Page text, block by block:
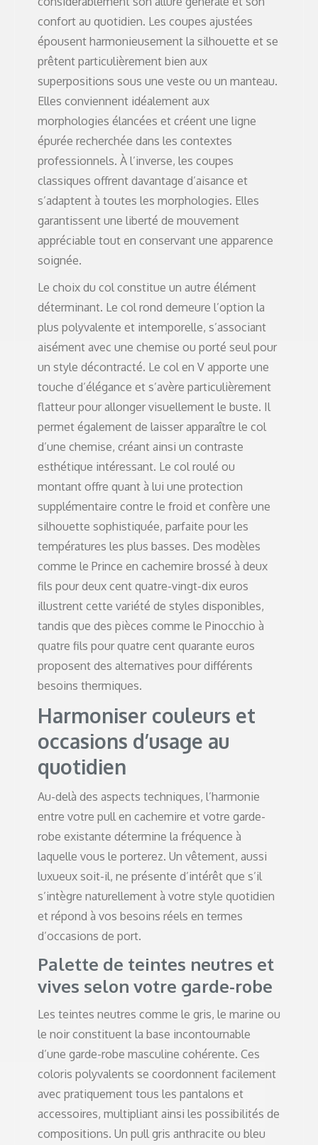
confort au quotidien. Les coupes ajustées
épousent harmonieusement la silhouette et se
prêtent particulièrement bien aux
superpositions sous une veste ou un manteau.
Elles conviennent idéalement aux
morphologies élancées et créent une ligne
épurée recherchée dans les contextes
professionnels. À l’inverse, les coupes
classiques offrent davantage d’aisance et
s’adaptent à toutes les morphologies. Elles
garantissent une liberté de mouvement
appréciable tout en conservant une apparence
soignée.
Le choix du col constitue un autre élément
déterminant. Le col rond demeure l’option la
plus polyvalente et intemporelle, s’associant
aisément avec une chemise ou porté seul pour
un style décontracté. Le col en V apporte une
touche d’élégance et s’avère particulièrement
flatteur pour allonger visuellement le buste. Il
permet également de laisser apparaître le col
d’une chemise, créant ainsi un contraste
esthétique intéressant. Le col roulé ou
montant offre quant à lui une protection
supplémentaire contre le froid et confère une
silhouette sophistiquée, parfaite pour les
températures les plus basses. Des modèles
comme le Prince en cachemire brossé à deux
fils pour deux cent quatre-vingt-dix euros
illustrent cette variété de styles disponibles,
tandis que des pièces comme le Pinocchio à
quatre fils pour quatre cent quarante euros
proposent des alternatives pour différents
besoins thermiques.
Harmoniser couleurs et
occasions d’usage au
quotidien
Au-delà des aspects techniques, l’harmonie
entre votre pull en cachemire et votre garde-
robe existante détermine la fréquence à
laquelle vous le porterez. Un vêtement, aussi
luxueux soit-il, ne présente d’intérêt que s’il
s’intègre naturellement à votre style quotidien
et répond à vos besoins réels en termes
d’occasions de port.
Palette de teintes neutres et
vives selon votre garde-robe
Les teintes neutres comme le gris, le marine ou
le noir constituent la base incontournable
d’une garde-robe masculine cohérente. Ces
coloris polyvalents se coordonnent facilement
avec pratiquement tous les pantalons et
accessoires, multipliant ainsi les possibilités de
compositions. Un pull gris anthracite ou bleu